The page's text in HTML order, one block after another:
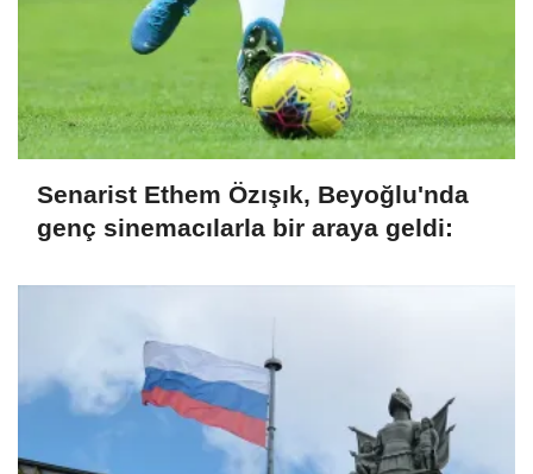
Senarist Ethem Özışık, Beyoğlu'nda
genç sinemacılarla bir araya geldi: